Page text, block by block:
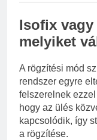
Isofix
melyiket
A rögzítési mód
rendszer egyre
felszerelnek
hogy az ülés
kapcsolódik, így
a rögzítése.